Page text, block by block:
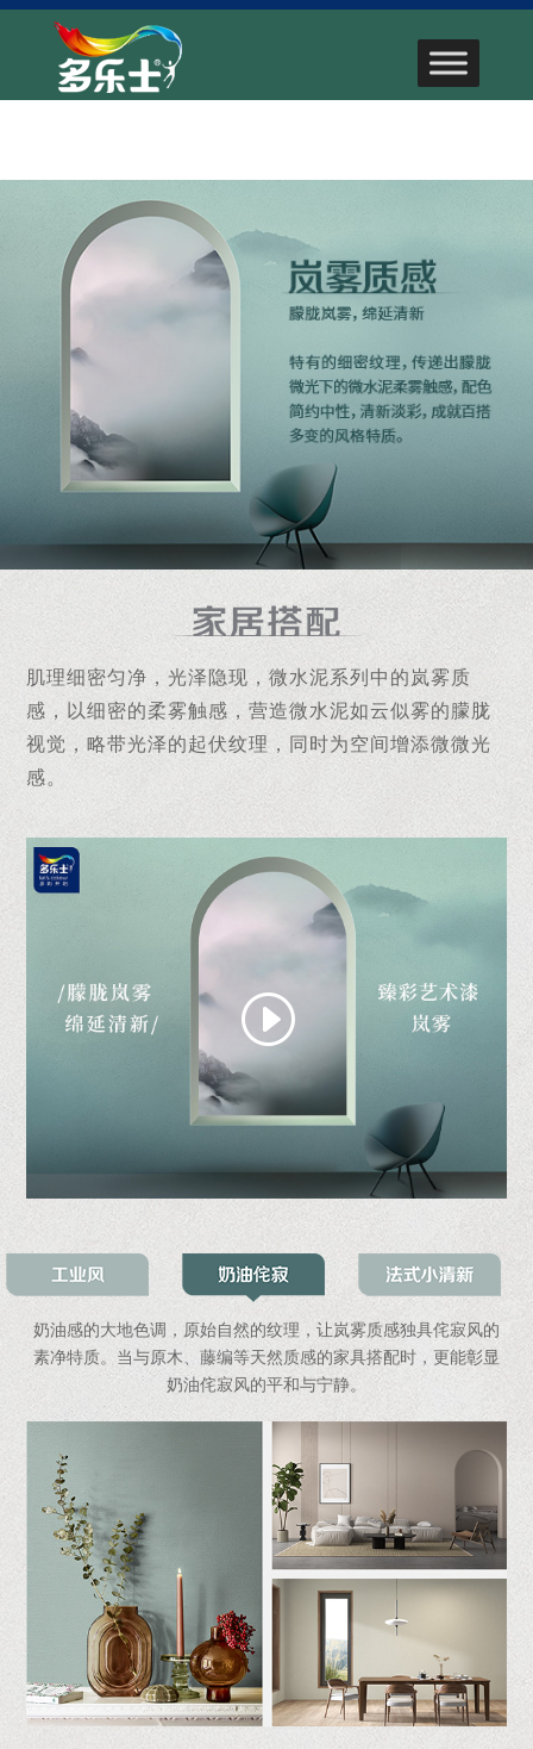
肌理细密匀净，光泽隐现，微水泥系列中的岚雾质
感，以细密的柔雾触感，营造微水泥如云似雾的朦胧
视觉，略带光泽的起伏纹理，同时为空间增添微微光
感。
奶油感的大地色调，原始自然的纹理，让岚雾质感独具侘寂风的
素净特质。当与原木、藤编等天然质感的家具搭配时，更能彰显
奶油侘寂风的平和与宁静。